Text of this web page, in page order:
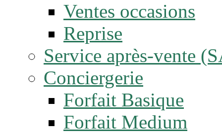
Ventes occasions
Reprise
Service après-vente
Conciergerie
Forfait Basique
Forfait Medium